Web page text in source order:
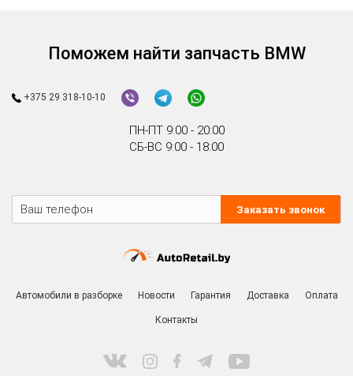
Поможем найти запчасть BMW
+375 29 318-10-10
ПН-ПТ 9:00 - 20:00
СБ-ВС 9:00 - 18:00
Заказать звонок
Автомобили в разборке Новости Гарантия Доставка Оплата
Контакты